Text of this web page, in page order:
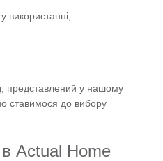
використанні;
представлений у нашому
ставимося до вибору
Actual Home